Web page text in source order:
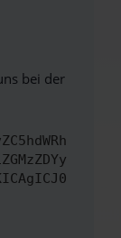
bei der